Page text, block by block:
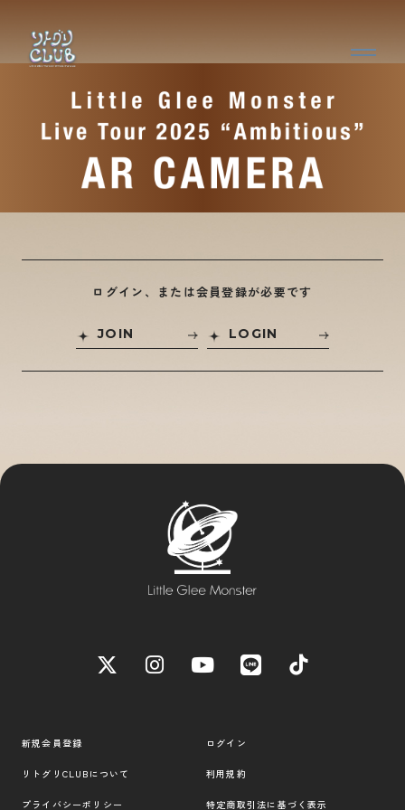
ログイン、または会員登録が必要です
JOIN LOGIN
新規会員登録 ログイン
リトグリCLUBについて 利用規約
プライバシーポリシー 特定商取引法に基づく表示